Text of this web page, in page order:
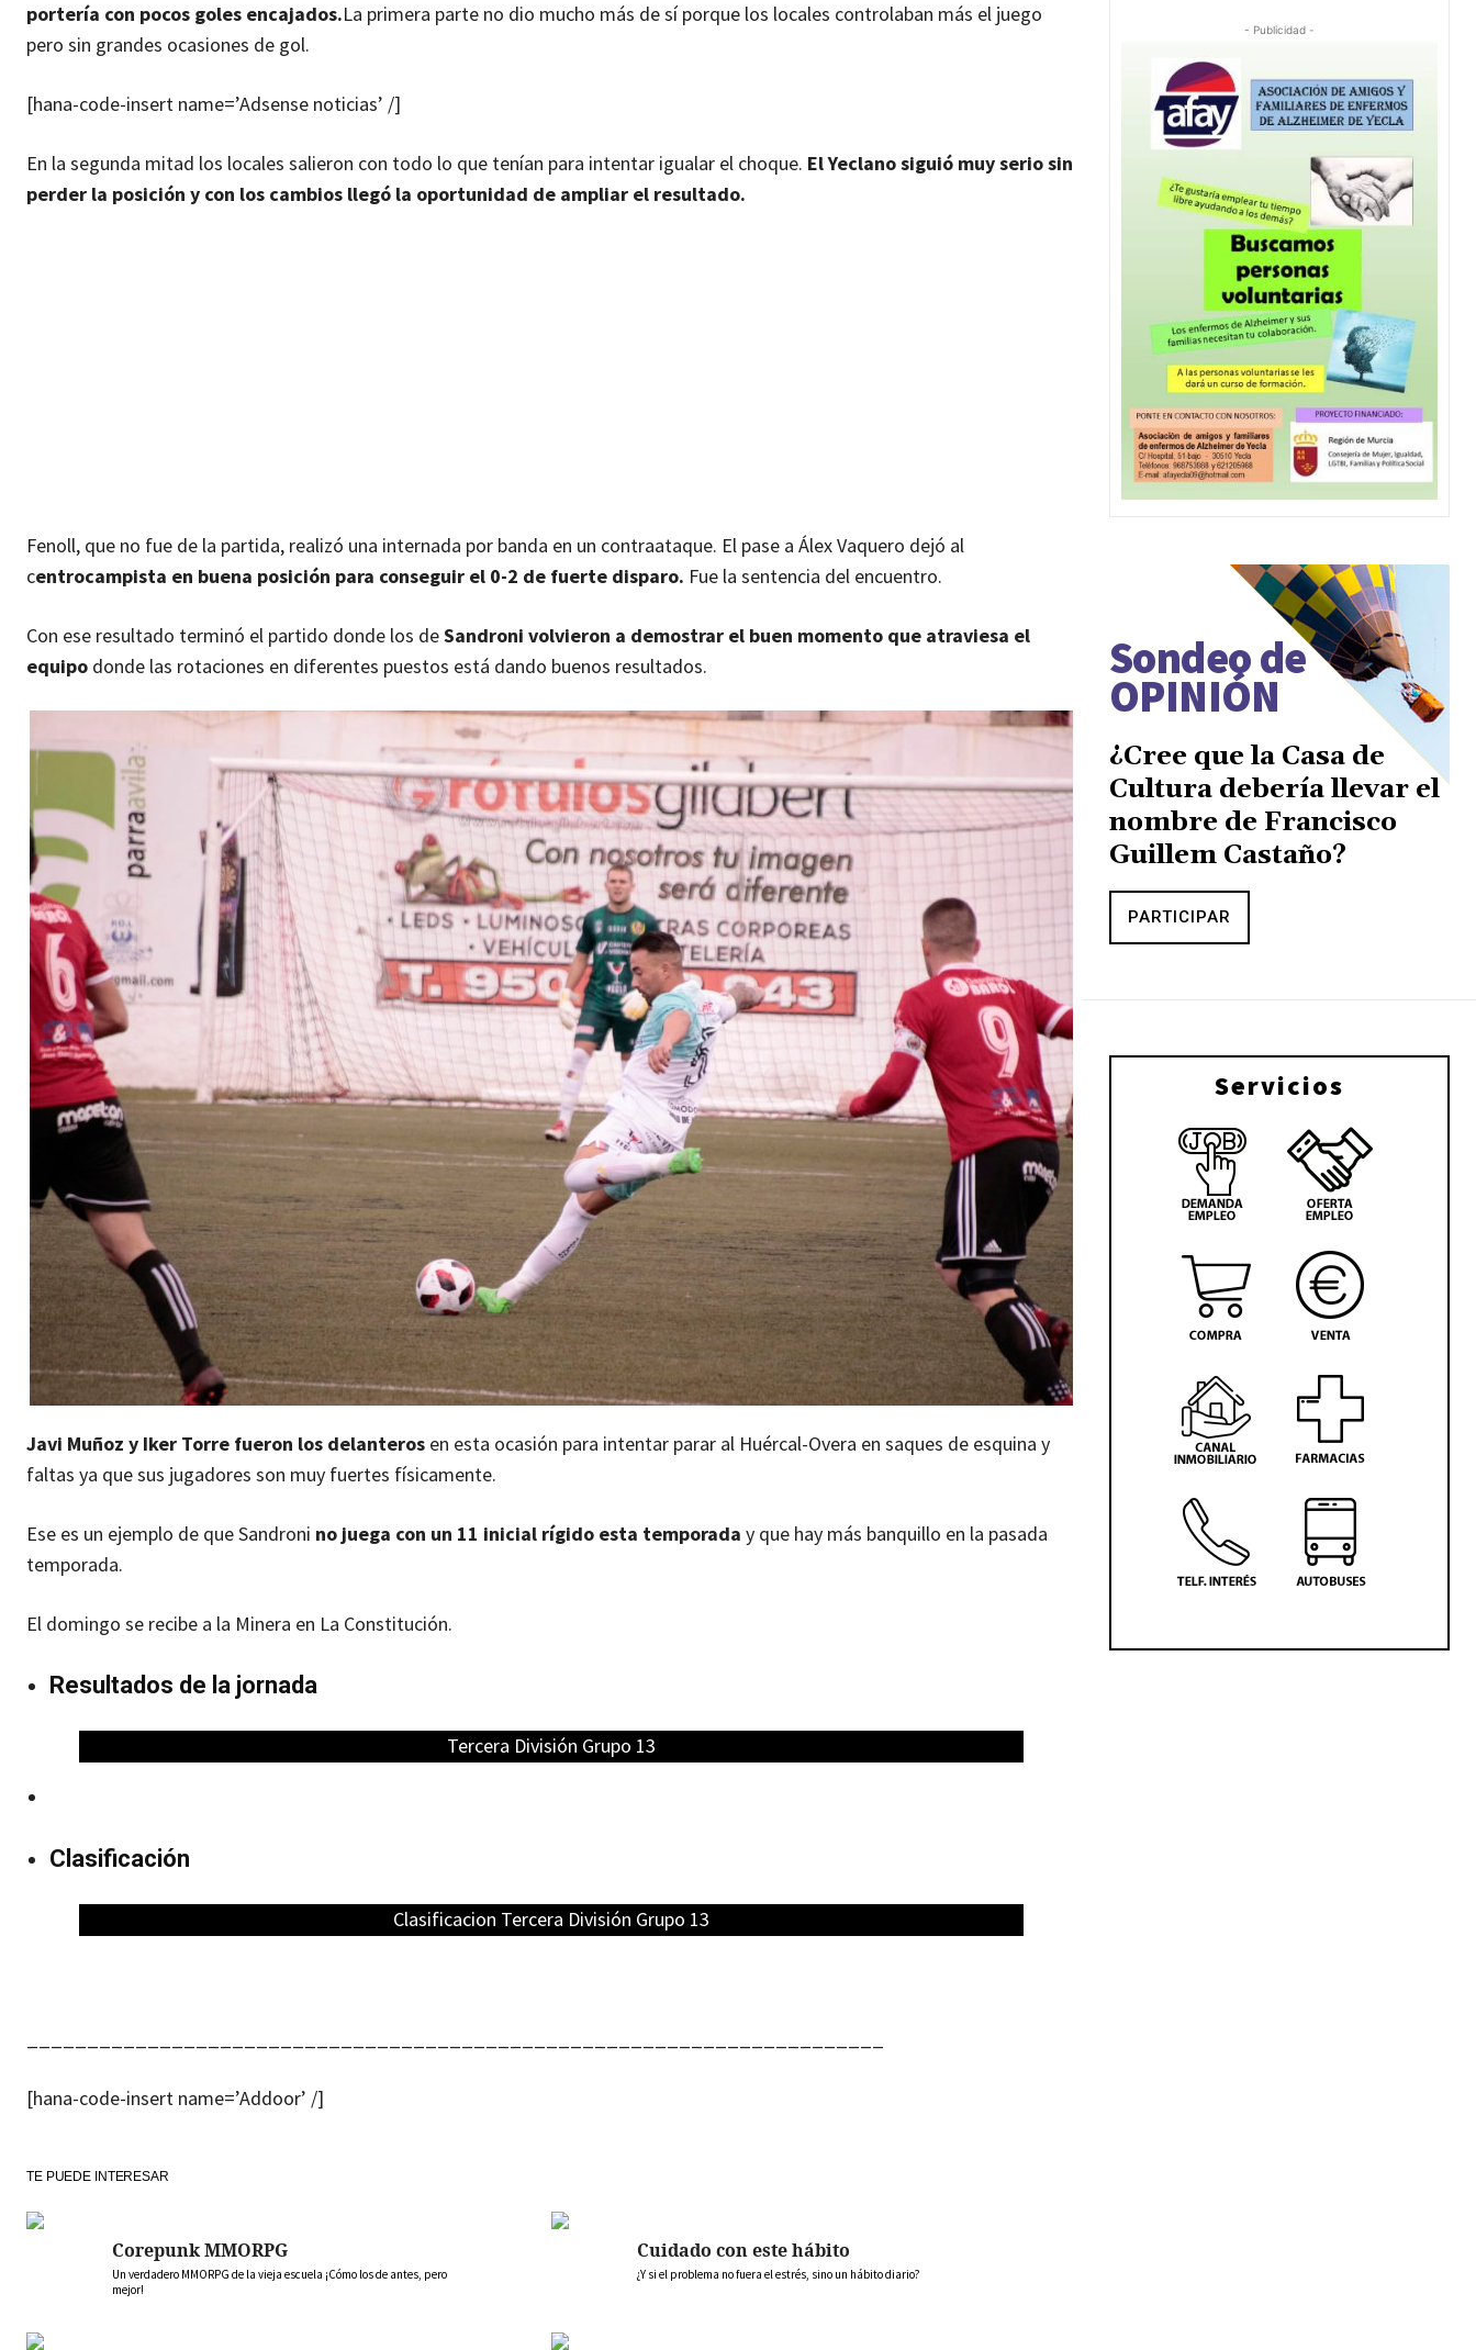
portería con pocos goles encajados.La primera parte no dio mucho más de sí porque los locales controlaban más el juego
pero sin grandes ocasiones de gol.
[hana-code-insert name=’Adsense noticias’ /]
En la segunda mitad los locales salieron con todo lo que tenían para intentar igualar el choque. El Yeclano siguió muy serio sin
perder la posición y con los cambios llegó la oportunidad de ampliar el resultado.
Fenoll, que no fue de la partida, realizó una internada por banda en un contraataque. El pase a Álex Vaquero dejó al
centrocampista en buena posición para conseguir el 0-2 de fuerte disparo. Fue la sentencia del encuentro.
Con ese resultado terminó el partido donde los deSandroni volvieron a demostrar el buen momento que atraviesa el
equipo donde las rotaciones en diferentes puestos está dando buenos resultados.
Javi Muñoz y Iker Torre fueron los delanteros en esta ocasión para intentar parar al Huércal-Overa en saques de esquina y
faltas ya que sus jugadores son muy fuertes físicamente.
Ese es un ejemplo de que Sandroni no juega con un 11 inicial rígido esta temporada y que hay más banquillo en la pasada
temporada.
El domingo se recibe a la Minera en La Constitución.
Resultados de la jornada
Tercera División Grupo 13
Clasificación
Clasificacion Tercera División Grupo 13
[hana-code-insert name=’Addoor’ /]
TE PUEDE INTERESAR
Corepunk MMORPG
Un verdadero MMORPG de la vieja escuela ¡Cómo los de antes, pero
mejor!
Cuidado con este hábito
¿Y si el problema no fuera el estrés, sino un hábito diario?
- Publicidad -
Sondeo de
OPINIÓN
¿Cree que la Casa de
Cultura debería llevar el
nombre de Francisco
Guillem Castaño?
PARTICIPAR
Servicios